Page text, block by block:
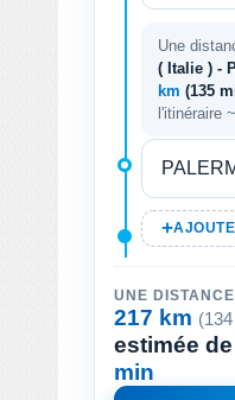
Une
( Italie ) -
km (135
l'itinéraire ~
UNE
217 km
estimée
min